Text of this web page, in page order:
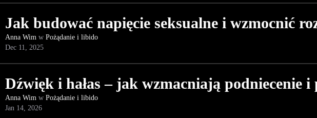
Jak budować napięcie seksualne i wzmocnić
Anna Wimw Pożądanie i libido
Dec 11, 2025
Dźwięk i hałas ‒ jak wzmacniają podniecenie i
Anna Wimw Pożądanie i libido
Jan 14, 2026